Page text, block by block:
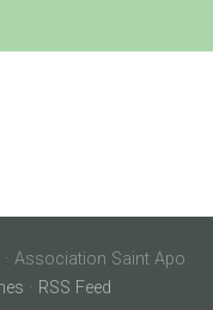
Association Saint Apo
· RSS Feed